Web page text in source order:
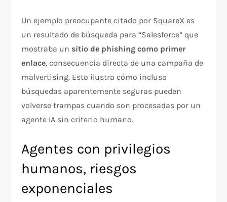
Un ejemplo preocupante citado por SquareX es
un resultado de búsqueda para “Salesforce” que
mostraba un sitio de phishing como primer
enlace, consecuencia directa de una campaña de
malvertising. Esto ilustra cómo incluso
búsquedas aparentemente seguras pueden
volverse trampas cuando son procesadas por un
agente IA sin criterio humano.
Agentes con privilegios
humanos, riesgos
exponenciales